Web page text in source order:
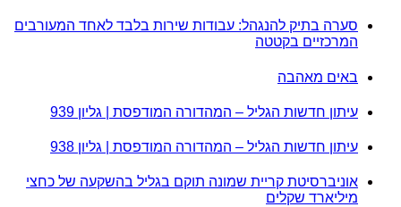
סערה בתיק להנגהל: עבודות שירות בלבד לאחד המעורבים
המרכזיים בקטטה
באים מאהבה
עיתון חדשות הגליל – המהדורה המודפסת | גליון 939
עיתון חדשות הגליל – המהדורה המודפסת | גליון 938
אוניברסיטת קריית שמונה תוקם בגליל בהשקעה של כחצי
מיליארד שקלים